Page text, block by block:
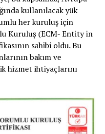
kullanılacak yük
her kuruluş için
Kuruluş (ECM- Entity in
sahibi oldu. Bu
bakım ve
hizmet ihtiyaçlarını